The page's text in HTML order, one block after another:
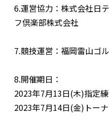
6.運営協力：株式会社日
フ倶楽部株式会社
7.競技運営：福岡雷山ゴ
8.開催期日：
2023年7月13日(木)指定
2023年7月14日(金)トー